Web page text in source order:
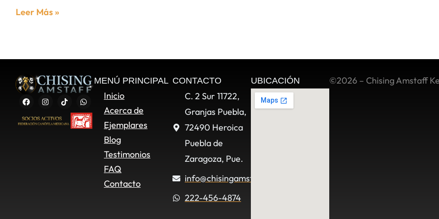
Leer Más »
MENÚ PRINCIPAL
Inicio
Acerca de
Ejemplares
Blog
Testimonios
FAQ
Contacto
CONTACTO
C. 2 Sur 11722,
Granjas Puebla,
72490 Heroica
Puebla de
Zaragoza, Pue.
info@chisingamstaff.com
222-456-4874
UBICACIÓN ©2026 – Chising Amstaff